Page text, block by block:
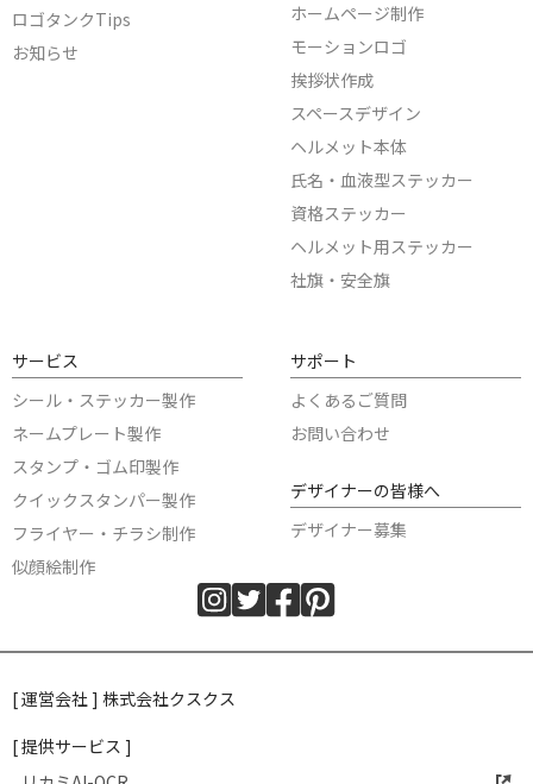
ロゴタンクTips
お知らせ
ホームページ制作
モーションロゴ
挨拶状作成
スペースデザイン
ヘルメット本体
氏名・血液型ステッカー
資格ステッカー
ヘルメット用ステッカー
社旗・安全旗
サービス
シール・ステッカー製作
ネームプレート製作
スタンプ・ゴム印製作
クイックスタンパー製作
フライヤー・チラシ制作
似顔絵制作
サポート
よくあるご質問
お問い合わせ
デザイナーの皆様へ
デザイナー募集
[ 運営会社 ] 株式会社クスクス
[ 提供サービス ]